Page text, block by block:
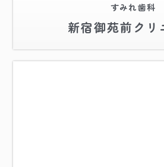
すみれ歯科
新宿御苑前クリ